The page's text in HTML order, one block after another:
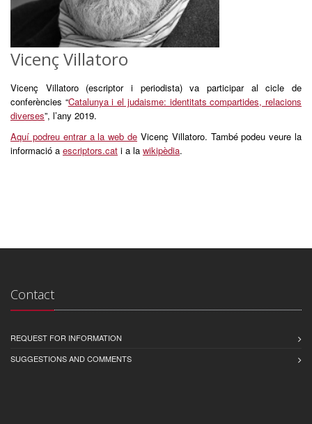
Vicenç Villatoro
Vicenç Villatoro (escriptor i periodista) va participar al cicle de
conferències “Catalunya i el judaisme: identitats compartides, relacions
diverses”, l’any 2019.
Aquí podreu entrar a la web de Vicenç Villatoro. També podeu veure la
informació a escriptors.cat i a la wikipèdia.
Contact
REQUEST FOR INFORMATION
SUGGESTIONS AND COMMENTS